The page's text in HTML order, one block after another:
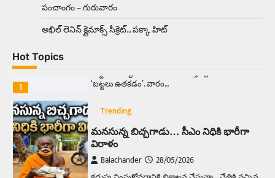
పంచాంగం – గురువారం
అఖిల్‌ లెనిన్ క్లైమాక్స్‌ సీక్రెట్‌… పక్కా హిట్‌
Hot Topics
1
Trending
అక్కడ ఆదివారం బట్టలు ఉతికితే…జైలుకే
సాఫ్ట్‌వేర్ ఉద్యోగి వరకు అందరికీ గుర్తొచ్చే మొదటి పని
‘బట్టలు ఉతకడం’. వారం…
Trending
మనసున్న బిచ్చగాడు… సీఎం నిధికి భారీగా
విరాళం
Balachander 28/05/2026